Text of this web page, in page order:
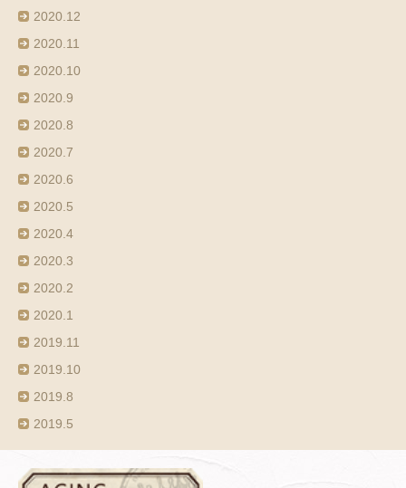
2020.12
2020.11
2020.10
2020.9
2020.8
2020.7
2020.6
2020.5
2020.4
2020.3
2020.2
2020.1
2019.11
2019.10
2019.8
2019.5